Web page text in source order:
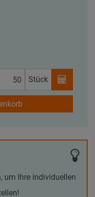
Stück
um Ihre individuellen